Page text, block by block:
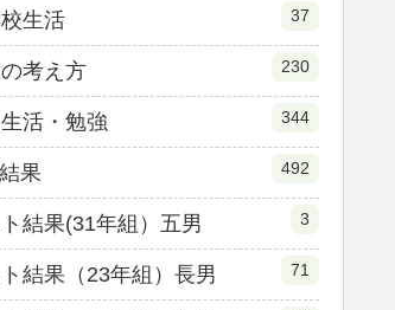
生活 37
考え方 230
活・勉強 344
果 492
結果(31年組）五男 3
結果（23年組）長男 71